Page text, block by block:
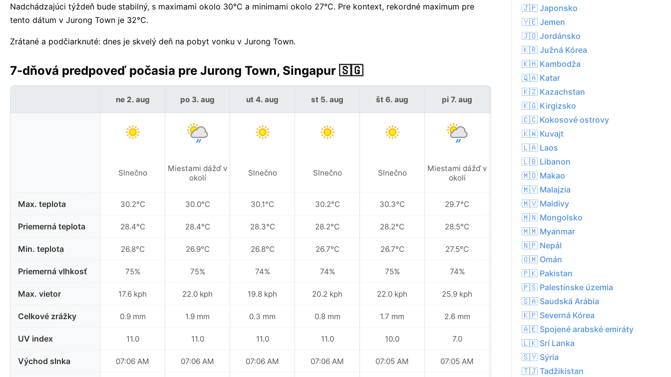
Nadchádzajúci týždeň bude stabilný, s maximami okolo 30°C a minimami okolo 27°C. Pre kontext, rekordné maximum pre
tento dátum v Jurong Town je 32°C.
Zrátané a podčiarknuté: dnes je skvelý deň na pobyt vonku v Jurong Town.
7-dňová predpoveď počasia pre Jurong Town, Singapur 🇸🇬
Max. teplota
Priemerná teplota
Min. teplota
Priemerná vlhkosť
Max. vietor
Celkové zrážky
UV index
Východ slnka
ne 2. aug
Slnečno
30.2°C
28.4°C
26.8°C
75%
17.6 kph
0.9 mm
11.0
07:06 AM
po 3. aug
Miestami dážď v
okolí
30.0°C
28.4°C
26.9°C
75%
22.0 kph
1.9 mm
11.0
07:06 AM
ut 4. aug
Slnečno
30.1°C
28.3°C
26.8°C
74%
19.8 kph
0.3 mm
11.0
07:06 AM
st 5. aug
Slnečno
30.2°C
28.2°C
26.7°C
74%
20.2 kph
0.8 mm
11.0
07:06 AM
št 6. aug
Slnečno
30.3°C
28.2°C
26.7°C
75%
22.0 kph
1.7 mm
10.0
07:05 AM
pi 7. aug
Miestami dážď v
okolí
29.7°C
28.5°C
27.5°C
74%
25.9 kph
2.6 mm
7.0
07:05 AM
Miestami dážď v
okolí
29.1°C
27.9°C
27.1°C
77%
22.0 kph
10.0 mm
7.0
07:05 AM
🇯🇵 Japonsko
🇾🇪 Jemen
🇯🇴 Jordánsko
🇰🇷 Južná Kórea
🇰🇭 Kambodža
🇶🇦 Katar
🇰🇿 Kazachstan
🇰🇬 Kirgizsko
🇨🇨 Kokosové ostrovy
🇰🇼 Kuvajt
🇱🇦 Laos
🇱🇧 Libanon
🇲🇴 Makao
🇲🇾 Malajzia
🇲🇻 Maldivy
🇲🇳 Mongolsko
🇲🇲 Myanmar
🇳🇵 Nepál
🇴🇲 Omán
🇵🇰 Pakistan
🇵🇸 Palestínske územia
🇸🇦 Saudská Arábia
🇰🇵 Severná Kórea
🇦🇪 Spojené arabské emiráty
🇱🇰 Srí Lanka
🇸🇾 Sýria
🇹🇯 Tadžikistan